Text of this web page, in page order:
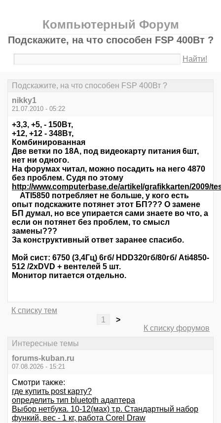
Компьютерный Форум
Подскажите, на что способен FSP 400Вт ?
Найти!
Подскажите, на что способен FSP 400Вт ?
nikky1
21.07.2010 - 05:22
+3,3, +5, - 150Вт,
+12, +12 - 348Вт,
Комбинированная
Две ветки по 18А, под видеокарту питания 6шт,
нет ни одного.
На форумах читал, можно посадить на него 4870
без проблем. Судя по этому
http://www.computerbase.de/artikel/grafikkarten/2009/
ATI5850 потребляет не больше, у кого есть
опыт подскажите потянет этот БП??? О замене
БП думал, но все упирается сами знаете во что, а
если он потянет без проблем, то смысл
замены???
За конструктивный ответ заранее спасибо.
Мой сист: 6750 (3,4Гц) 6гб/ HDD320гб/80гб/ Ati4850-
512 /2хDVD + вентелей 5 шт.
Монитор питается отдельно.
К списку тем
1
>
К списку форумов
Интересные темы
forums-kuban.ru
07.08.2026 - 15:21
Смотри также:
где купить post карту?
определить тип bluetoth адаптера
Выбор нетбука. 10-12(мах) т.р. Стандартный набор
функий, вес - 1 кг, работа Corel Draw